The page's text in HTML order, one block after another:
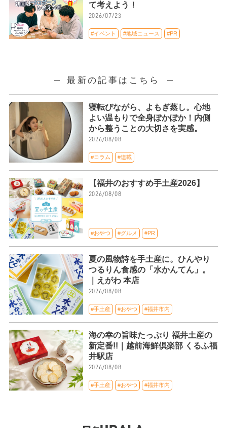
て考えよう！
2026/07/23
#イベント #地域ニュース #PR
最新の記事はこちら
寝転びながら、よもぎ蒸し。心地
よい温もりで全身ぽかぽか！内側
から整うことの大切さを実感。
2026/08/08
#コラム #連載
【福井のおすすめ手土産2026】
2026/08/08
#おやつ #グルメ #PR
夏の風物詩を手土産に。ひんやり
つるりん食感の「水かんてん」。
｜えがわ 本店
2026/08/08
#手土産 #おやつ #福井市内
海の幸の旨味たっぷり 福井土産の
新定番!!｜越前海鮮倶楽部 くるふ福
井駅店
2026/08/08
#手土産 #おやつ #福井市内